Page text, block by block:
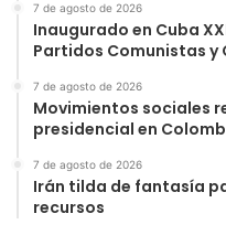
7 de agosto de 2026
Inaugurado en Cuba
Partidos Comunistas y
7 de agosto de 2026
Movimientos sociales
presidencial en
7 de agosto de 2026
Irán tilda de fantasía
recursos